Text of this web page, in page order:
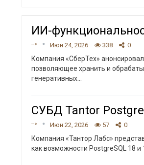
ИИ-
--> Июн 24, 2026 338 0
Компания «СберТех»
позволяющее хранить и
генеративных
СУБД Tantor
--> Июн 22, 2026 57 0
Компания «Тантор Лабс»
как возможности PostgreSQL 18 и